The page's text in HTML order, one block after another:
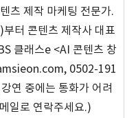
츠 제작 마케팅 전문가.
터 콘텐츠 제작사 대표
클래스e <AI 콘텐츠 창
0502-191
연 중에는 통화가 어려
일로 연락주세요.)